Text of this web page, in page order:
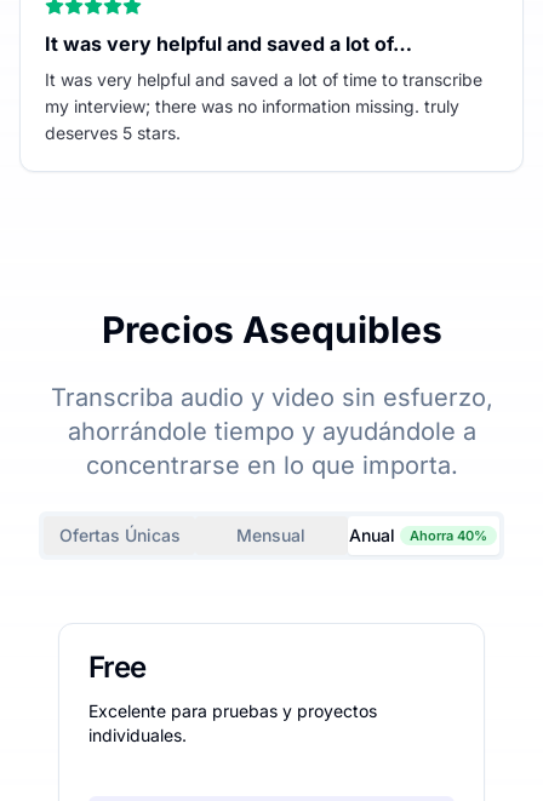
It was very helpful and saved a lot of…
It was very helpful and saved a lot of time to transcribe
my interview; there was no information missing. truly
deserves 5 stars.
Precios Asequibles
Transcriba audio y video sin esfuerzo,
ahorrándole tiempo y ayudándole a
concentrarse en lo que importa.
Ofertas Únicas Mensual Anual Ahorra 40%
Free
Excelente para pruebas y proyectos
individuales.